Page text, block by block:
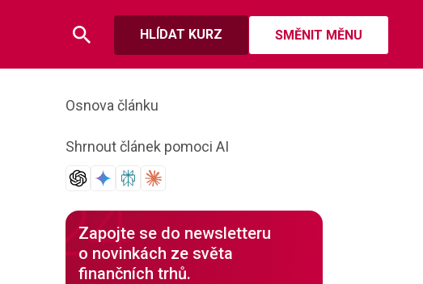
HLÍDAT KURZ SMĚNIT MĚNU
Osnova článku
Shrnout článek pomoci AI
Zapojte se do newsletteru
o novinkách ze světa
finančních trhů.